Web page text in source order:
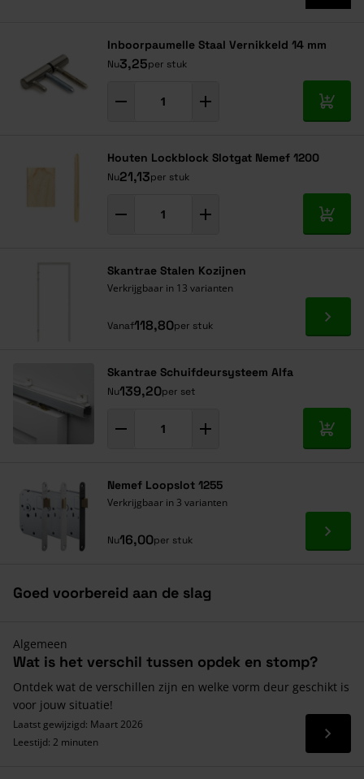
Inboorpaumelle Staal Vernikkeld 14 mm
Nu3,25per stuk
In
Houten Lockblock Slotgat Nemef 1200
Nu21,13per stuk
In
Skantrae Stalen Kozijnen
Verkrijgbaar in 13 varianten
Vanaf118,80per stuk Ga
Skantrae Schuifdeursysteem Alfa
Nu139,20per set
In
Nemef Loopslot 1255
Verkrijgbaar in 3 varianten
Nu16,00per stuk Ga
Goed voorbereid aan de slag
Algemeen
Wat is het verschil tussen opdek en stomp?
Ontdek wat de verschillen zijn en welke vorm deur geschikt is
voor jouw situatie!
Laatst gewijzigd: Maart 2026
Leestijd: 2 minuten
Lees